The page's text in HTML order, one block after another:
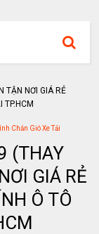
Chắn Gió Xe Tải
(THAY
GIÁ RẺ
Ô TÔ